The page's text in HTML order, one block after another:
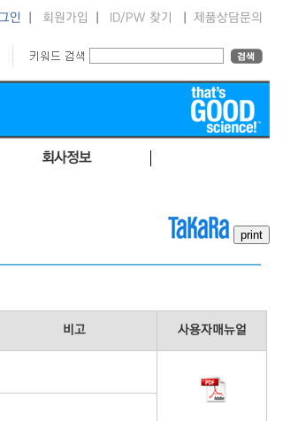
인 회원가입 ID/PW 찾기 제품상담문의
회사정보
비고 사용자매뉴얼